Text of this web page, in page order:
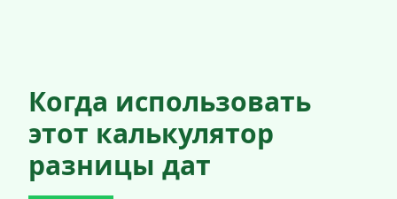
Когда использовать
этот калькулятор
разницы дат